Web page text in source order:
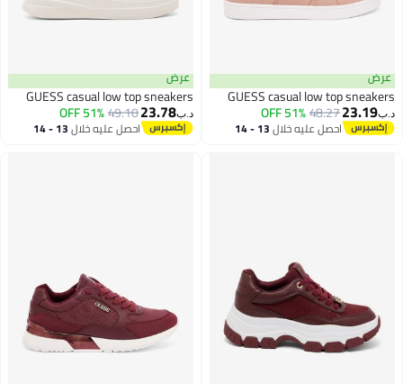
عرض
GUESS casual low top sneakers
د.ب‏23.19
48.27
51% OFF
احصل عليه خلال 13 - 14
عرض
GUESS casual low top sneakers
د.ب‏23.78
49.10
51% OFF
احصل عليه خلال 13 - 14